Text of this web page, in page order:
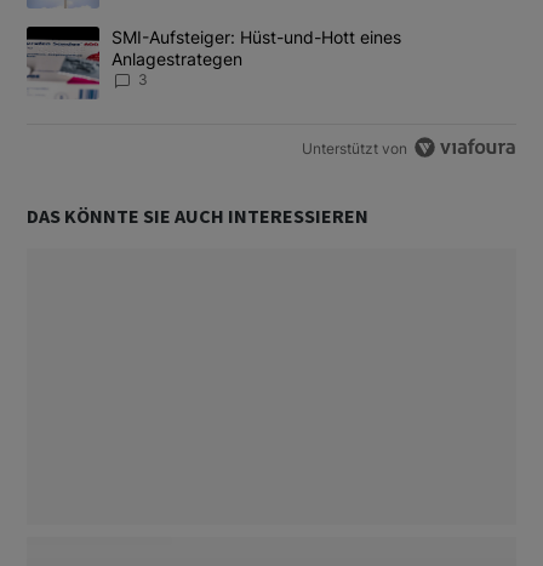
Ein Trendartikel mit dem Titel "SMI-Aufsteiger: Hüst-und-Hott
SMI-Aufsteiger: Hüst-und-Hott eines
Anlagestrategen
3
Unterstützt von
DAS KÖNNTE SIE AUCH INTERESSIEREN